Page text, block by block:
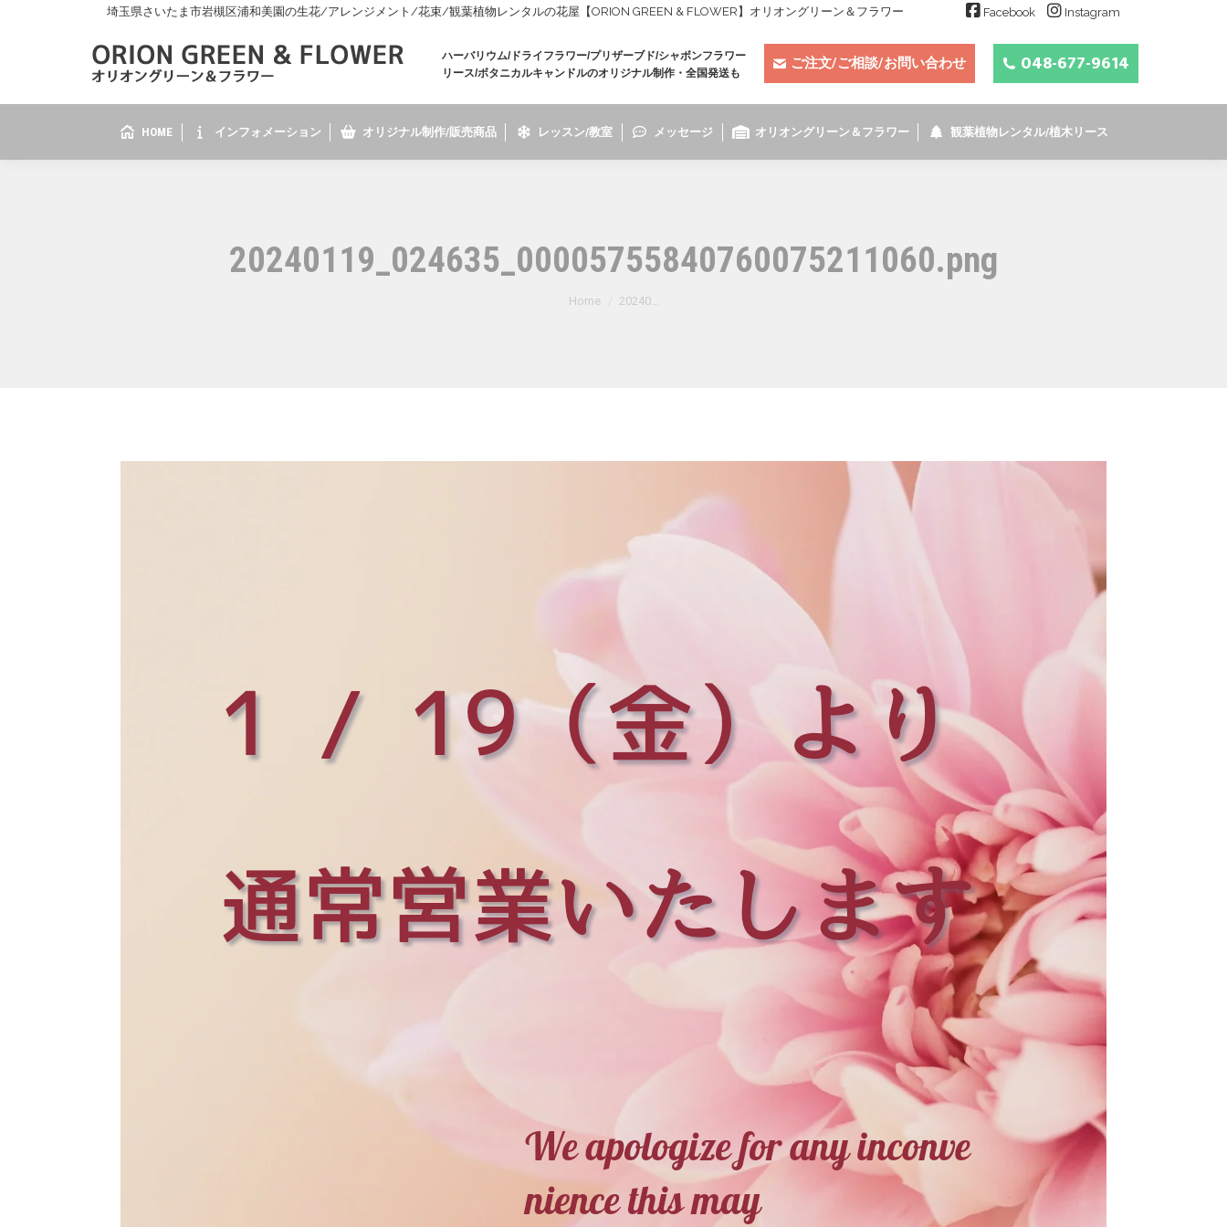
埼玉県さいたま市岩槻区浦和美園の生花/アレンジメント/花束/観葉植物レンタルの花屋【ORION GREEN & FLOWER】オリオングリーン＆フラワー Facebook Instagram
ハーバリウム/ドライフラワー/プリザーブド/シャボンフラワー
リース/ボタニカルキャンドルのオリジナル制作・全国発送も
ご注文/ご相談/お問い合わせ 048-677-9614
HOME インフォメーション オリジナル制作/販売商品 レッスン/教室 メッセージ オリオングリーン＆フラワー 観葉植物レンタル/植木リース
20240119_024635_00005755840760075211060.png
You are here:
Home 20240…